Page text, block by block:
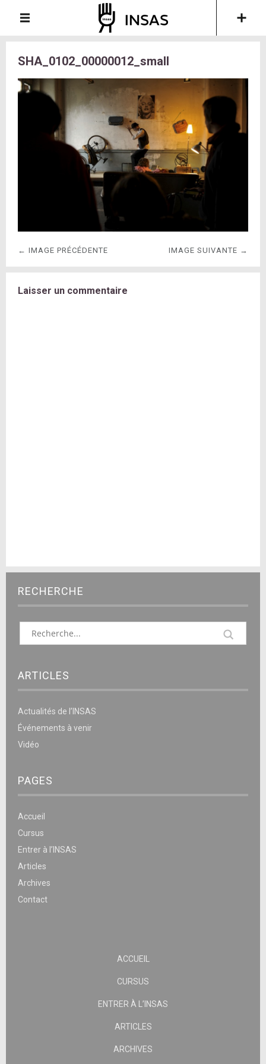
SHA_0102_00000012_small
← IMAGE PRÉCÉDENTE IMAGE SUIVANTE →
Laisser un commentaire
RECHERCHE
ARTICLES
Actualités de l’INSAS
Événements à venir
Vidéo
PAGES
Accueil
Cursus
Entrer à l’INSAS
Articles
Archives
Contact
ACCUEIL
CURSUS
ENTRER À L’INSAS
ARTICLES
ARCHIVES